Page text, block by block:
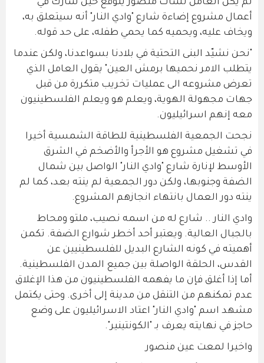
لم يكن العامل نشأت منصور يتوقع حين شارك في
أعمال مشروع إضاءة شارع "وادي النار" أنه سيتعلق به،
ويخاف عليه، ويحميه كما يحمي طفله، على حد قوله.
"نحن نشيّد البنى التحتية في بلادنا بسواعدنا، ولكن عندما
يتطلب الامر نحميها برمش العين" يقول العامل الذي
تعرض مشروعه الى عمليات تخريب متكررة من قبل
جهات مجهولة الهوية، ويعلم هو ويعلم الفلسطينيون
معه إنهم اسرائيليون.
نجحت الجمعية الفلسطينية للطاقة الشمسية أخيرا
في تشغيل مشروع هو الأجرأ والأضخم في الشرق
الأوسط لإنارة شارع "وادي النار" الواصل بين شمال
الضفة وجنوبها، ولكن دور الجمعية لم ينته بعد، كما لم
ينته دور العمال بانتهاء انجازهم المشروع.
وادي النار .. شارع له من اسمه نصيب، ملتو ومحاط
بالجبال العالية. ويعتبر أحد أخطر شوارع الضفة. تكمن
أهميته في كونه الشارع البديل للفلسطينيين عن
القدس، الحلقة الواصلة بين جميع المدن الفلسطينية.
أما إذا أغلق فإن ما يفهمه الفلسطينيون من هذا الإغلاق
عدم تمكنهم من التنقل من مدينة إلى أخرى. وحتى يكتمل
مشهد اسم "وادي النار" اعتاد الاسرائيليون على وضع
حاجز في نهايته يعرف بـ "الكونتينير".
واخيرا لمعت عين منصور